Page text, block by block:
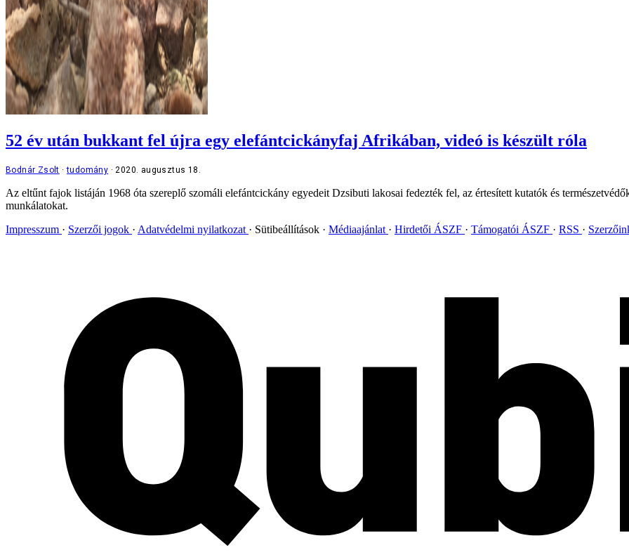
52 év után bukkant fel újra egy elefántcickányfaj Afrikában, videó is készült róla
Bodnár Zsolt tudomány 2020. augusztus 18.
Az eltűnt fajok listáján 1968 óta szereplő szomáli elefántcickány egyedeit Dzsibuti lakosai fedezték fel, az értesített kutatók és
munkálatokat.
Impresszum
Szerzői jogok Adatvédelmi nyilatkozat Sütibeállítások Médiaajánlat Hirdetői ÁSZF Támogatói ÁSZF RSS